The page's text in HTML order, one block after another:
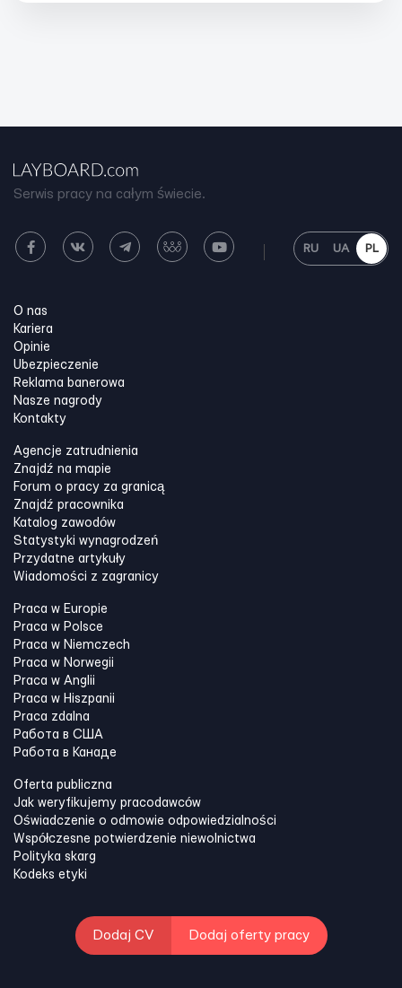
Serwis pracy na całym świecie.
RU UA PL
O nas
Kariera
Opinie
Ubezpieczenie
Reklama banerowa
Nasze nagrody
Kontakty
Agencje zatrudnienia
Znajdź na mapie
Forum o pracy za granicą
Znajdź pracownika
Katalog zawodów
Statystyki wynagrodzeń
Przydatne artykuły
Wiadomości z zagranicy
Praca w Europie
Praca w Polsce
Praca w Niemczech
Praca w Norwegii
Praca w Anglii
Praca w Hiszpanii
Praca zdalna
Работа в США
Работа в Канадe
Oferta publiczna
Jak weryfikujemy pracodawców
Oświadczenie o odmowie odpowiedzialności
Współczesne potwierdzenie niewolnictwa
Polityka skarg
Kodeks etyki
Dodaj CV Dodaj oferty pracy